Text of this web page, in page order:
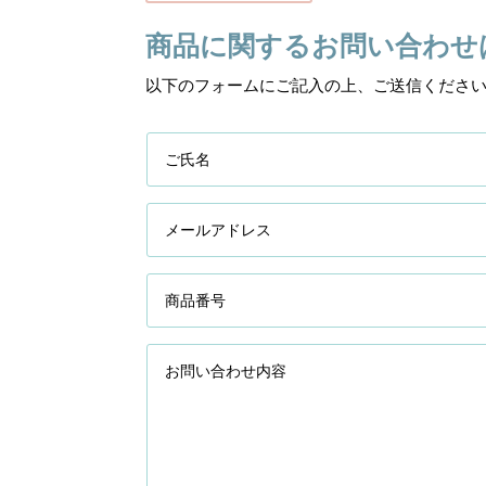
商品に関するお問い合わ
以下のフォームにご記入の上、ご送信ください